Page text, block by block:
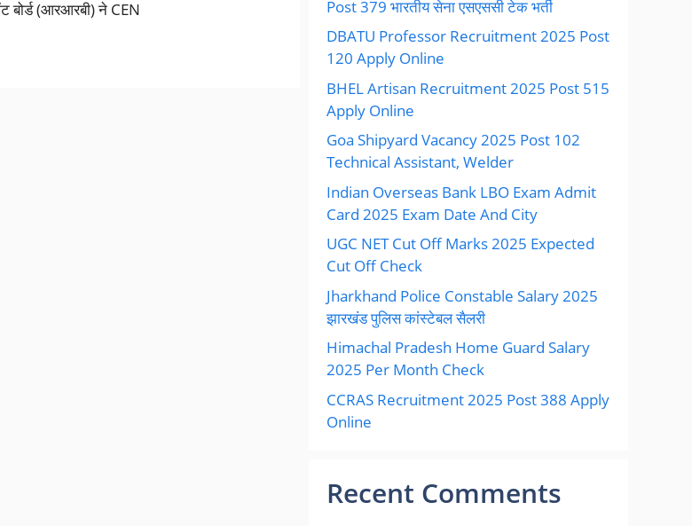
बोर्ड (आरआरबी) ने CEN
Post 379 भारतीय सेना एसएससी टेक भर्ती
DBATU Professor Recruitment 2025 Post
120 Apply Online
BHEL Artisan Recruitment 2025 Post 515
Apply Online
Goa Shipyard Vacancy 2025 Post 102
Technical Assistant, Welder
Indian Overseas Bank LBO Exam Admit
Card 2025 Exam Date And City
UGC NET Cut Off Marks 2025 Expected
Cut Off Check
Jharkhand Police Constable Salary 2025
झारखंड पुलिस कांस्टेबल सैलरी
Himachal Pradesh Home Guard Salary
2025 Per Month Check
CCRAS Recruitment 2025 Post 388 Apply
Online
Recent Comments